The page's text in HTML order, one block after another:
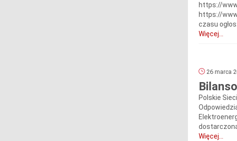
https://
https://
czasu
Więcej...
26 marca
Polskie
dostarczoną
Więcej...